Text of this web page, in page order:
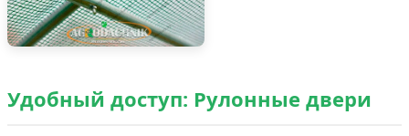
Удобный доступ: Рулонные двери